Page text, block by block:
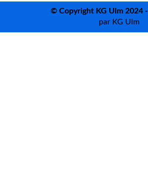
© Copyright KG Ulm 2024 -
par KG Ulm